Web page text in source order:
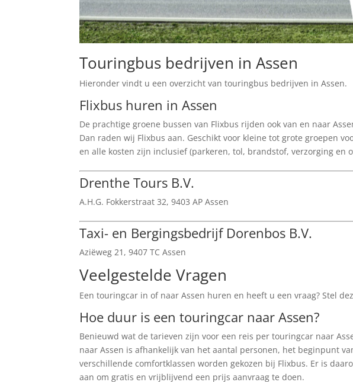
Touringbus bedrijven in Assen
Hieronder vindt u een overzicht van touringbus bedrijven in Assen.
Flixbus huren in Assen
De prachtige groene bussen van Flixbus rijden ook van en naar
Dan raden wij Flixbus aan. Geschikt voor kleine tot grote groepen
en alle kosten zijn inclusief (parkeren, tol, brandstof, verzorging en
Drenthe Tours B.V.
A.H.G. Fokkerstraat 32, 9403 AP Assen
Taxi- en Bergingsbedrijf Dorenbos B.V.
Aziëweg 21, 9407 TC Assen
Veelgestelde Vragen
Een touringcar in of naar Assen huren en heeft u een vraag? Stel
Hoe duur is een touringcar naar Assen?
Benieuwd wat de tarieven zijn voor een reis per touringcar naar
naar Assen is afhankelijk van het aantal personen, het beginpunt
verschillende comfortklassen worden gekozen bij Flixbus. Er is
aan om gratis en vrijblijvend een prijs aanvraag te doen.